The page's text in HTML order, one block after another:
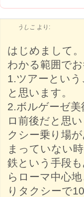
うしこ より:
はじめまして。
わかる範囲で
1.ツアーとい
と思います。
2.ボルゲーゼ
ロ前後だと思
クシー乗り場
まっていない
鉄という手段
らローマ中心
りタクシーで